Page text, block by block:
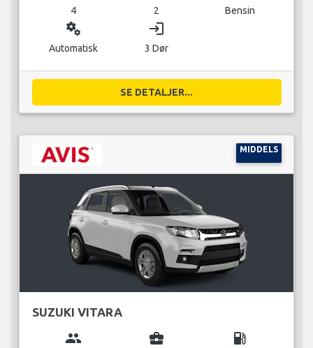
4 2 Bensin
miscellaneous_services
Automatisk
login
3 Dør
SE DETALJER...
MIDDELS
SUZUKI VITARA
group business_center local_gas_station